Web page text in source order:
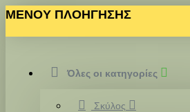
MENOY ΠΛΟΗΓΗΣΗΣ
Όλες οι κατηγορίες
Σκύλος